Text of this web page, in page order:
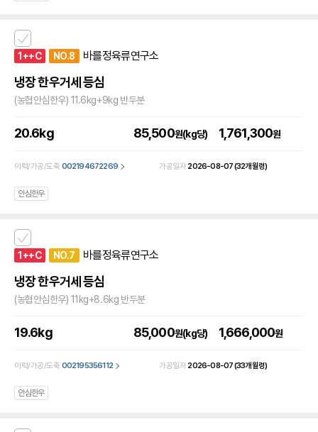
1++C NO.8 바를정육류연구소
냉장 한우거세 등심
(농협안심한우) 11.6kg+9kg 반두분
이력/가공/도축 002194672269 가공일자 2026-08-07(32개월령)
20.6kg 85,500원(kg당) 1,761,300원
안심한우
1++C NO.7 바를정육류연구소
냉장 한우거세 등심
(농협안심한우) 11kg+8.6kg 반두분
이력/가공/도축 002195356112 가공일자 2026-08-07(33개월령)
19.6kg 85,000원(kg당) 1,666,000원
안심한우